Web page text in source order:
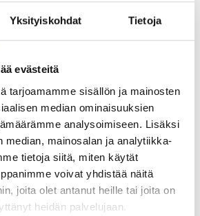
Yksityiskohdat Tietoja
evästeitä
tarjoamamme sisällön ja mainosten
median ominaisuuksien
analysoimiseen. Lisäksi
median, mainosalan ja analytiikka-
tietoja siitä, miten käytät
voivat yhdistää näitä
joita olet antanut heille tai joita on
heidän palvelujaan.
gears